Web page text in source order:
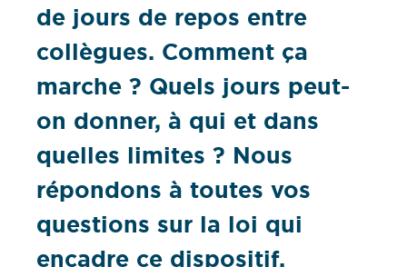
de jours de repos entre
collègues. Comment ça
marche ? Quels jours peut-
on donner, à qui et dans
quelles limites ? Nous
répondons à toutes vos
questions sur la loi qui
encadre ce dispositif.